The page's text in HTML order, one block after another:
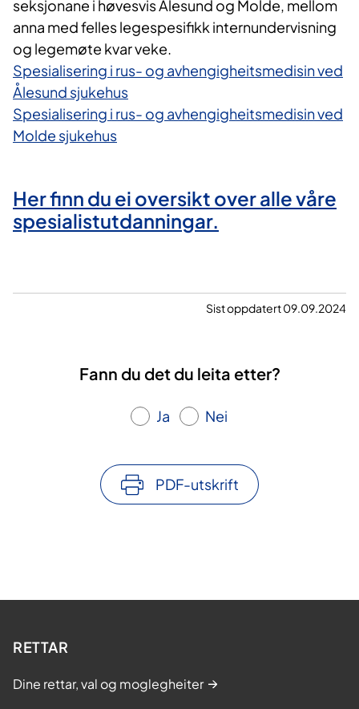
seksjonane i høvesvis Ålesund og Molde, mellom
anna med felles legespesifikk internundervisning
og legemøte kvar veke.
Spesialisering i rus- og avhengigheitsmedisin ved
Ålesund sjukehus
Spesialisering i rus- og avhengigheitsmedisin ved
Molde sjukehus
Her finn du ei oversikt over alle våre
spesialistutdanningar.
Sist oppdatert 09.09.2024
Fann du det du leita etter?
Ja Nei
PDF-utskrift
RETTAR
Dine rettar, val og moglegheiter